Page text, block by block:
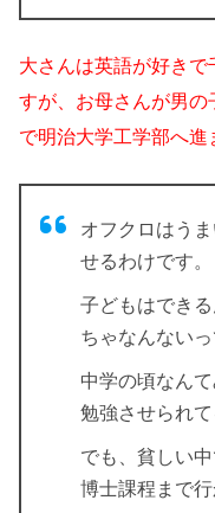
大さんは英語が好き
すが、お母さんが男の
で明治大学工学部へ進
オフクロはう
せるわけです。
子どもはでき
ちゃなんないっ
中学の頃なん
勉強させられて
でも、貧しい
博士課程まで